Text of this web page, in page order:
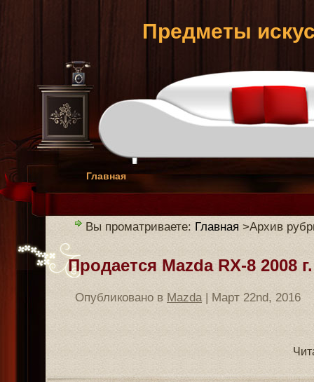
Предметы
Главная
Вы проматриваете: Главная >Архив
Продается Mazda RX-8 2008 г.
Опубликовано в Mazda| Март 22nd, 2016